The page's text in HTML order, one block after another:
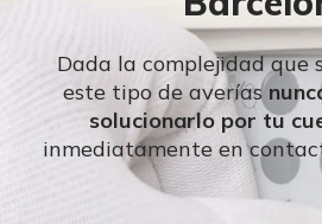
Dada la complejidad que
este tipo de averías
solucionarlo por tu
inmediatamente en